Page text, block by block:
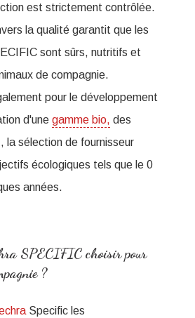
est strictement contrôlée.
la qualité garantit que les
sont sûrs, nutritifs et
de compagnie.
pour le développement
d'une gamme bio, des
la sélection de fournisseur
écologiques tels que le 0
années.
SPECIFIC choisir pour
?
Specific les